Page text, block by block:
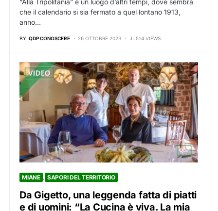
“Alla Tripolitania” è un luogo d’altri tempi, dove sembra
che il calendario si sia fermato a quel lontano 1913,
anno…
BY QDP CONOSCERE 26 OTTOBRE 2023 514 VIEWS
MIANE SAPORI DEL TERRITORIO
Da Gigetto, una leggenda fatta di piatti
e di uomini: “La Cucina è viva. La mia